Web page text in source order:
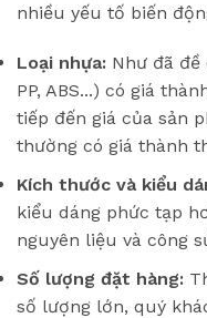
nhiều yếu tố biến
Loại nhựa: Như đã đề
PP, ABS...) có giá
tiếp đến giá của sản
thường có giá thành
Kích thước và kiểu
kiểu dáng phức tạp
nguyên liệu và công
Số lượng đặt hàng:
số lượng lớn, quý